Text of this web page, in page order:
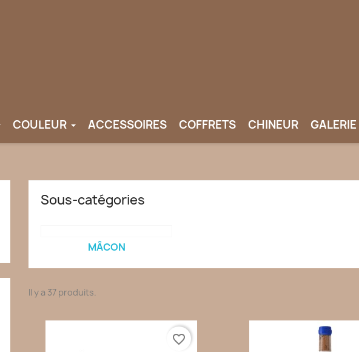
COULEUR ACCESSOIRES COFFRETS CHINEUR GALERIE
Sous-catégories
MÂCON
Il y a 37 produits.
favorite_border